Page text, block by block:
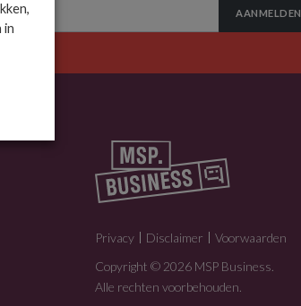
AANMELDEN
Privacy Disclaimer
Voorwaarden
Copyright © 2026 MSP Business.
Alle rechten voorbehouden.
in